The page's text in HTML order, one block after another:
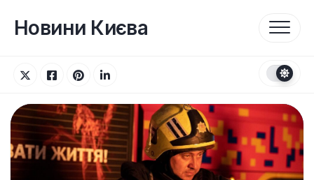
вмістуНовини Києва